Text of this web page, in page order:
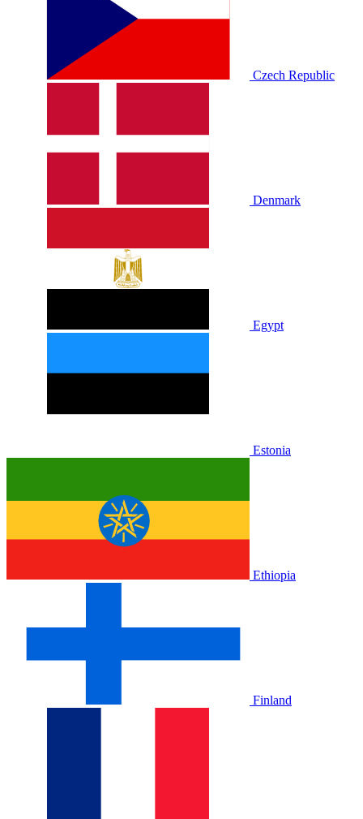
Czech Republic
Denmark
Egypt
Estonia
Ethiopia
Finland